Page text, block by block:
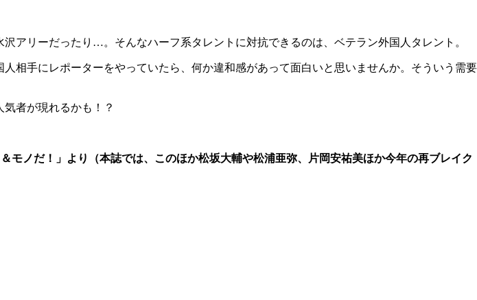
アリーだったり…。そんなハーフ系タレントに対抗できるのは、ベテラン外国人タレント。
人相手にレポーターをやっていたら、何か違和感があって面白いと思いませんか。そういう需要
者が現れるかも！？
モノだ！」より（本誌では、このほか松坂大輔や松浦亜弥、片岡安祐美ほか今年の再ブレイク